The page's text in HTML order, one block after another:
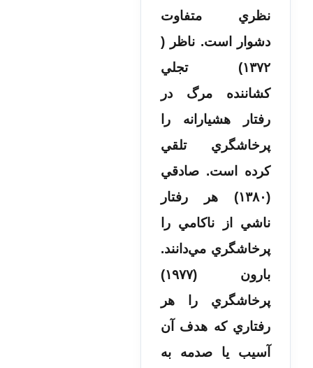
نظري متفاوت
دشوار است. ناظر (
۱۳۷۲) تجلي
کشاننده مرگ در
رفتار هشيارانه را
پرخاشگري تلقي
کرده است. صادقي
(۱۳۸۰) هر رفتار
ناشي از ناکامي را
پرخاشگري مي‌دانند.
بارون (۱۹۷۷)
پرخاشگري را هر
رفتاري که هدف آن
آسيب يا صدمه به